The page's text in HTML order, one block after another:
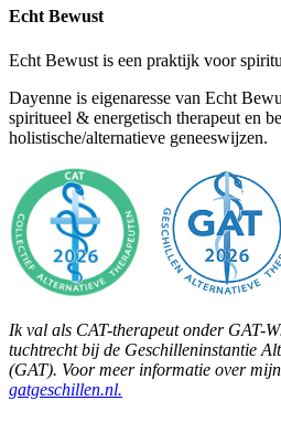
Alternative:
Echt Bewust
Echt Bewust is een praktijk voor
Dayenne is eigenaresse van Echt
spiritueel & energetisch therapeut en
holistische/alternatieve geneeswijzen.
Ik val als CAT-therapeut onder GAT-
tuchtrecht bij de Geschilleninstantie
(GAT). Voor meer informatie over
gatgeschillen.nl.